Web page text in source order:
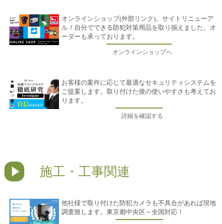
2015年12月25～27日 山梨県甲府市 マンション3棟 ネットワ
ーク工事
2015年12月25～28日 茨城県水戸市 マンション アンテナ工
事及びネットワーク工事
2015年12月23日 千葉県米ケ崎 車検工場 防犯カメラネット
ワークカメラ及びネットワーク整備
2015年12月24日 年末年始のお知らせ 28日から1月4日までお
休みとさせていただきます。緊急の場合はメールでお問い合わせくださ
オンラインショップ(外部リンク)。サイトリニューア
ル！自分でできる防犯対策用品を取り揃えました。オ
ーダーも承っております。
オンラインショップへ
お客様の案件に応じて最適なセキュリティシステムを
ご提案します。取り付けた後の使いやすさも考えてお
ります。
詳細を確認する
施工・工事関連
他社様で取り付けた防犯カメラも不具合があれば現地
調査致します。東京都中央区～全国対応！